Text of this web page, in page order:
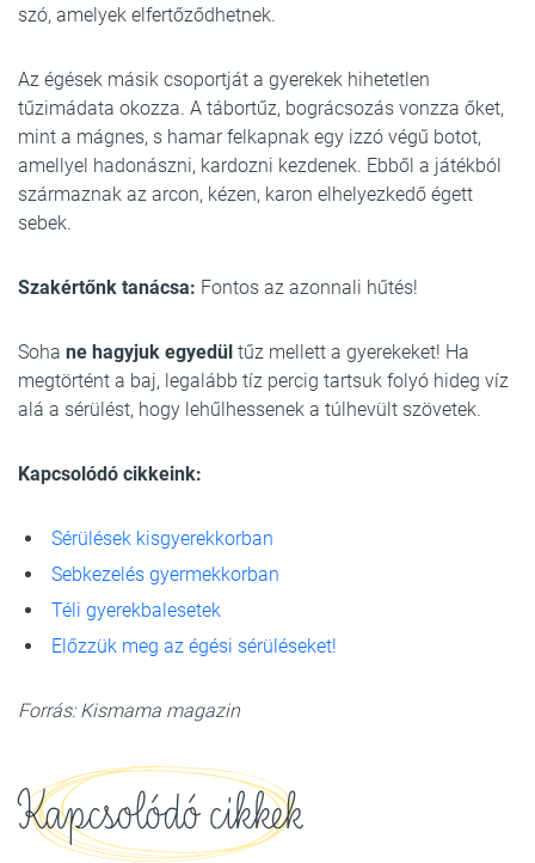
szó, amelyek elfertőződhetnek.
Az égések másik csoportját a gyerekek hihetetlen
tűzimádata okozza. A tábortűz, bográcsozás vonzza őket,
mint a mágnes, s hamar felkapnak egy izzó végű botot,
amellyel hadonászni, kardozni kezdenek. Ebből a játékból
származnak az arcon, kézen, karon elhelyezkedő égett
sebek.
Szakértőnk tanácsa: Fontos az azonnali hűtés!
Soha ne hagyjuk egyedül tűz mellett a gyerekeket! Ha
megtörtént a baj, legalább tíz percig tartsuk folyó hideg víz
alá a sérülést, hogy lehűlhessenek a túlhevült szövetek.
Kapcsolódó cikkeink:
Sérülések kisgyerekkorban
Sebkezelés gyermekkorban
Téli gyerekbalesetek
Előzzük meg az égési sérüléseket!
Forrás: Kismama magazin
Kapcsolódó cikkek